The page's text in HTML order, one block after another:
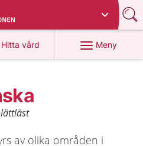
Hitta vård
på 1177.se
Meny
av olika områden i